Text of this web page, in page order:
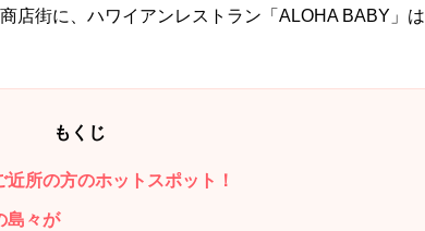
店街に、ハワイアンレストラン「ALOHA BABY」は
もくじ
所の方のホットスポット！
島々が